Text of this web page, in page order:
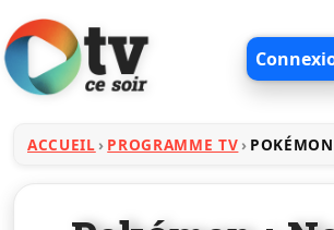
ACCUEIL PROGRAMME TV